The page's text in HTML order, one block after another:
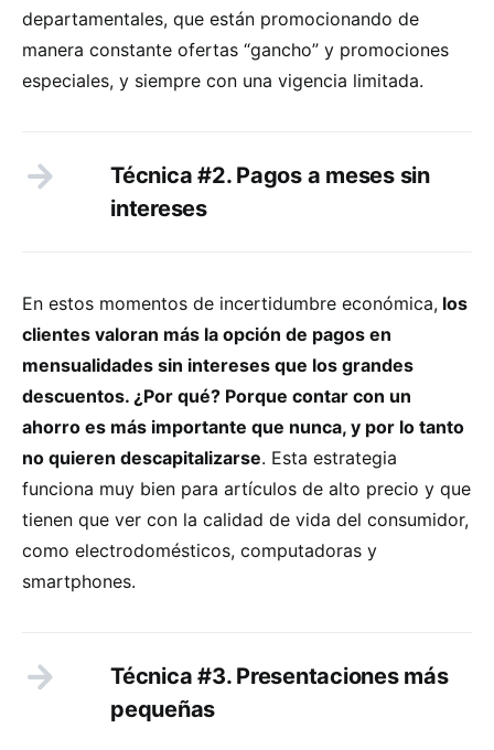
departamentales, que están promocionando de
manera constante ofertas “gancho” y promociones
especiales, y siempre con una vigencia limitada.
Técnica #2. Pagos a meses sin
intereses
En estos momentos de incertidumbre económica, los
clientes valoran más la opción de pagos en
mensualidades sin intereses que los grandes
descuentos. ¿Por qué? Porque contar con un
ahorro es más importante que nunca, y por lo tanto
no quieren descapitalizarse. Esta estrategia
funciona muy bien para artículos de alto precio y que
tienen que ver con la calidad de vida del consumidor,
como electrodomésticos, computadoras y
smartphones.
Técnica #3. Presentaciones más
pequeñas